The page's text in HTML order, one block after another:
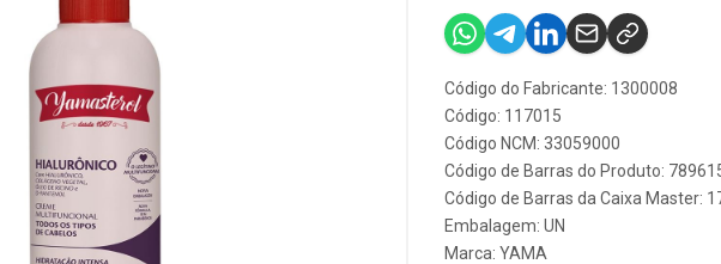
Código do Fabricante: 1300008
Código: 117015
Código NCM: 33059000
Código de Barras do Produto:
Código de Barras da Caixa Master:
Embalagem: UN
Marca: YAMA